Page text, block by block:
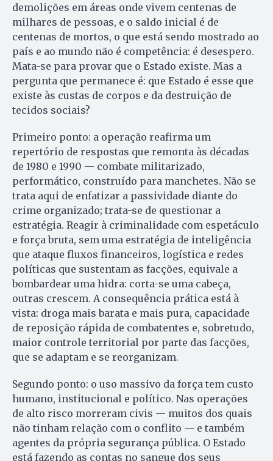
demolições em áreas onde vivem centenas de
milhares de pessoas, e o saldo inicial é de
centenas de mortos, o que está sendo mostrado ao
país e ao mundo não é competência: é desespero.
Mata-se para provar que o Estado existe. Mas a
pergunta que permanece é: que Estado é esse que
existe às custas de corpos e da destruição de
tecidos sociais?
Primeiro ponto: a operação reafirma um
repertório de respostas que remonta às décadas
de 1980 e 1990 — combate militarizado,
performático, construído para manchetes. Não se
trata aqui de enfatizar a passividade diante do
crime organizado; trata-se de questionar a
estratégia. Reagir à criminalidade com espetáculo
e força bruta, sem uma estratégia de inteligência
que ataque fluxos financeiros, logística e redes
políticas que sustentam as facções, equivale a
bombardear uma hidra: corta-se uma cabeça,
outras crescem. A consequência prática está à
vista: droga mais barata e mais pura, capacidade
de reposição rápida de combatentes e, sobretudo,
maior controle territorial por parte das facções,
que se adaptam e se reorganizam.
Segundo ponto: o uso massivo da força tem custo
humano, institucional e político. Nas operações
de alto risco morreram civis — muitos dos quais
não tinham relação com o conflito — e também
agentes da própria segurança pública. O Estado
está fazendo as contas no sangue dos seus